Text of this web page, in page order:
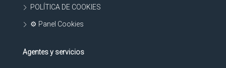
POLÍTICA DE COOKIES
⚙ Panel Cookies
Agentes y servicios